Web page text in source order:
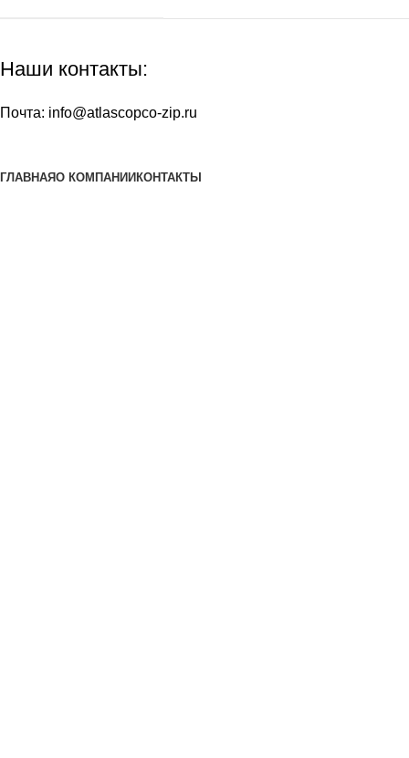
Наши контакты:
Почта: info@atlascopco-zip.ru
ГЛАВНАЯО КОМПАНИИ КОНТАКТЫ